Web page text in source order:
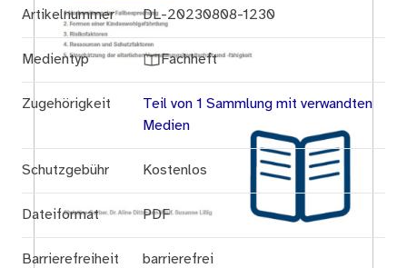
Artikelnummer DL-20230808-1230
Medientyp Fachheft
Zugehörigkeit
Teil von 1 Sammlung mit verwandten
Medien
Schutzgebühr Kostenlos
Dateiformat PDF
Barrierefreiheit barrierefrei